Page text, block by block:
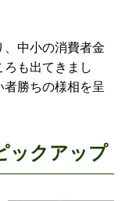
、中小の消費者金
も出てきまし
勝ちの様相を呈
ックアップ